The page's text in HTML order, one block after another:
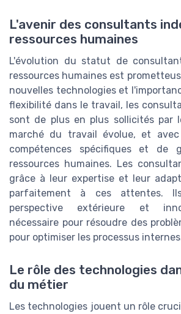
L'avenir des consultants
ressources humaines
L'évolution du statut de
ressources humaines est
nouvelles technologies et
flexibilité dans le travail, les
sont de plus en plus sollicités par
marché du travail évolue, et
compétences spécifiques et de
ressources humaines. Les
grâce à leur expertise et leur
parfaitement à ces attentes.
perspective extérieure et
nécessaire pour résoudre des
pour optimiser les processus
Le rôle des technologies
du métier
Les technologies jouent un rôle